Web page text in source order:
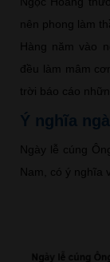
nên phong làm
Hàng năm vào
đều làm mâm
trời báo cáo
Ý nghĩa
Ngày lễ cúng
Nam, có ý nghĩa